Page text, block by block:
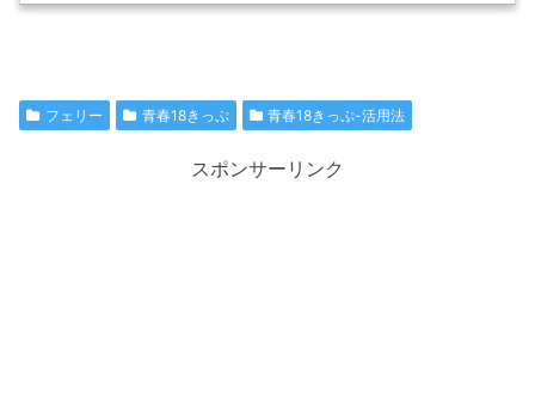
フェリー 青春18きっぷ 青春18きっぷ-活用法
スポンサーリンク